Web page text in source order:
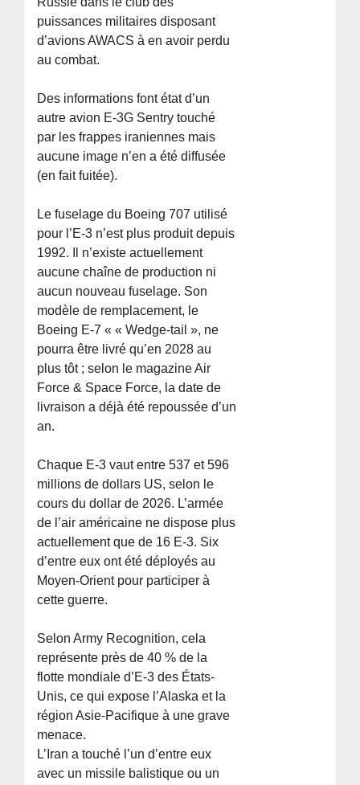
puissances militaires disposant
d’avions AWACS à en avoir perdu
au combat.
Des informations font état d’un
autre avion E-3G Sentry touché
par les frappes iraniennes mais
aucune image n’en a été diffusée
(en fait fuitée).
Le fuselage du Boeing 707 utilisé
pour l’E-3 n’est plus produit depuis
1992. Il n’existe actuellement
aucune chaîne de production ni
aucun nouveau fuselage. Son
modèle de remplacement, le
Boeing E-7 « « Wedge-tail », ne
pourra être livré qu’en 2028 au
plus tôt ; selon le magazine Air
Force & Space Force, la date de
livraison a déjà été repoussée d’un
an.
Chaque E-3 vaut entre 537 et 596
millions de dollars US, selon le
cours du dollar de 2026. L’armée
de l’air américaine ne dispose plus
actuellement que de 16 E-3. Six
d’entre eux ont été déployés au
Moyen-Orient pour participer à
cette guerre.
Selon Army Recognition, cela
représente près de 40 % de la
flotte mondiale d’E-3 des États-
Unis, ce qui expose l’Alaska et la
région Asie-Pacifique à une grave
menace.
L’Iran a touché l’un d’entre eux
avec un missile balistique ou un